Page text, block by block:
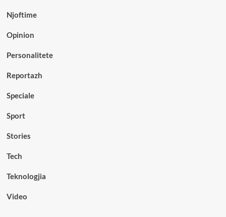
Njoftime
Opinion
Personalitete
Reportazh
Speciale
Sport
Stories
Tech
Teknologjia
Video